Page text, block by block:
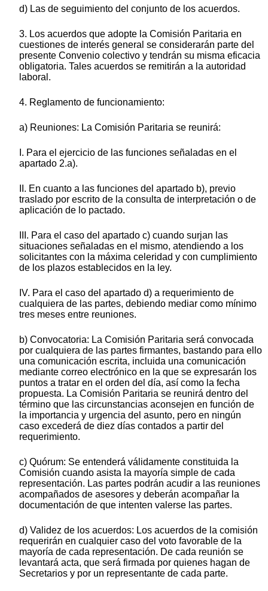
d) Las de seguimiento del conjunto de los acuerdos.
3. Los acuerdos que adopte la Comisión Paritaria en
cuestiones de interés general se considerarán parte del
presente Convenio colectivo y tendrán su misma eficacia
obligatoria. Tales acuerdos se remitirán a la autoridad
laboral.
4. Reglamento de funcionamiento:
a) Reuniones: La Comisión Paritaria se reunirá:
I. Para el ejercicio de las funciones señaladas en el
apartado 2.a).
II. En cuanto a las funciones del apartado b), previo
traslado por escrito de la consulta de interpretación o de
aplicación de lo pactado.
III. Para el caso del apartado c) cuando surjan las
situaciones señaladas en el mismo, atendiendo a los
solicitantes con la máxima celeridad y con cumplimiento
de los plazos establecidos en la ley.
IV. Para el caso del apartado d) a requerimiento de
cualquiera de las partes, debiendo mediar como mínimo
tres meses entre reuniones.
b) Convocatoria: La Comisión Paritaria será convocada
por cualquiera de las partes firmantes, bastando para ello
una comunicación escrita, incluida una comunicación
mediante correo electrónico en la que se expresarán los
puntos a tratar en el orden del día, así como la fecha
propuesta. La Comisión Paritaria se reunirá dentro del
término que las circunstancias aconsejen en función de
la importancia y urgencia del asunto, pero en ningún
caso excederá de diez días contados a partir del
requerimiento.
c) Quórum: Se entenderá válidamente constituida la
Comisión cuando asista la mayoría simple de cada
representación. Las partes podrán acudir a las reuniones
acompañados de asesores y deberán acompañar la
documentación de que intenten valerse las partes.
d) Validez de los acuerdos: Los acuerdos de la comisión
requerirán en cualquier caso del voto favorable de la
mayoría de cada representación. De cada reunión se
levantará acta, que será firmada por quienes hagan de
Secretarios y por un representante de cada parte.